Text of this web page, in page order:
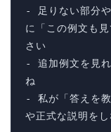
- 足りない部分
に「この例文も
さい
- 追加例文を見
ね
- 私が「答えを
や正式な説明を